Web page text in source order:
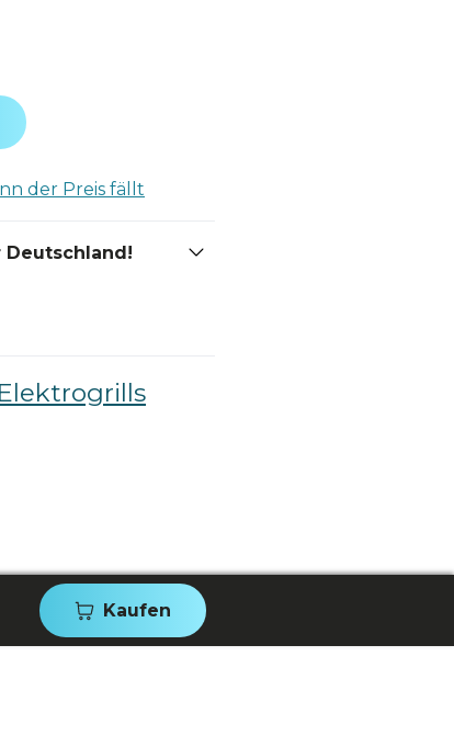
der Preis fällt
Deutschland!
Kaufen